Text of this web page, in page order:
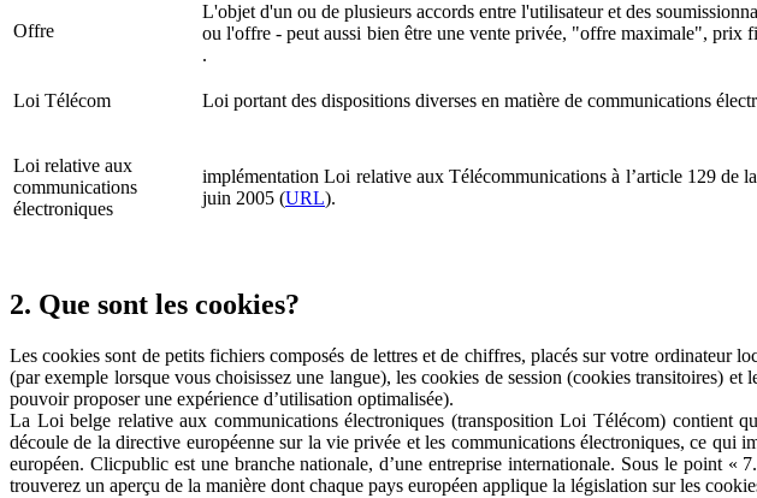
Offre
L'objet d'un ou de plusieurs accords entre l'utilisateur et des
ou l'offre - peut aussi bien être une vente privée, "offre maximale", prix
.
Loi Télécom Loi portant des dispositions diverses en matière de communications
Loi relative aux
communications
électroniques
implémentation Loi relative aux Télécommunications à l’article 129 de
juin 2005 (URL).
2. Que sont les cookies?
Les cookies sont de petits fichiers composés de lettres et de chiffres, placés sur votre ordinateur
(par exemple lorsque vous choisissez une langue), les cookies de session (cookies transitoires)
pouvoir proposer une expérience d’utilisation optimalisée).
La Loi belge relative aux communications électroniques (transposition Loi Télécom) contient
découle de la directive européenne sur la vie privée et les communications électroniques, ce
européen. Clicpublic est une branche nationale, d’une entreprise internationale. Sous le point
trouverez un aperçu de la manière dont chaque pays européen applique la législation sur les